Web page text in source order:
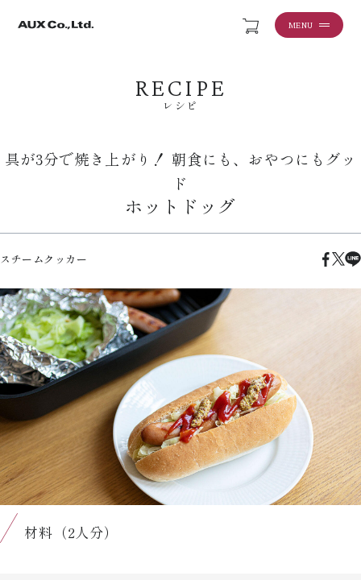
MENU
RECIPE
レシピ
具が3分で焼き上がり！ 朝食にも、おやつにもグッ
ド
ホットドッグ
スチームクッカー
材料（2人分）